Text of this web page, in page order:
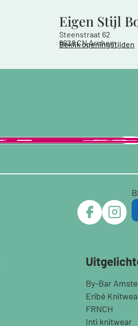
Eigen Stijl
Steenstraat 62
6828 CN Arnhem
Bekijk openingstijden
By-Bar
Eribé
FRNCH
Inti knitwear